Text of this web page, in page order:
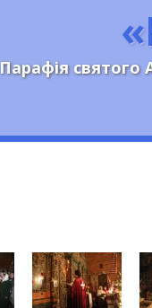
Парафія святого